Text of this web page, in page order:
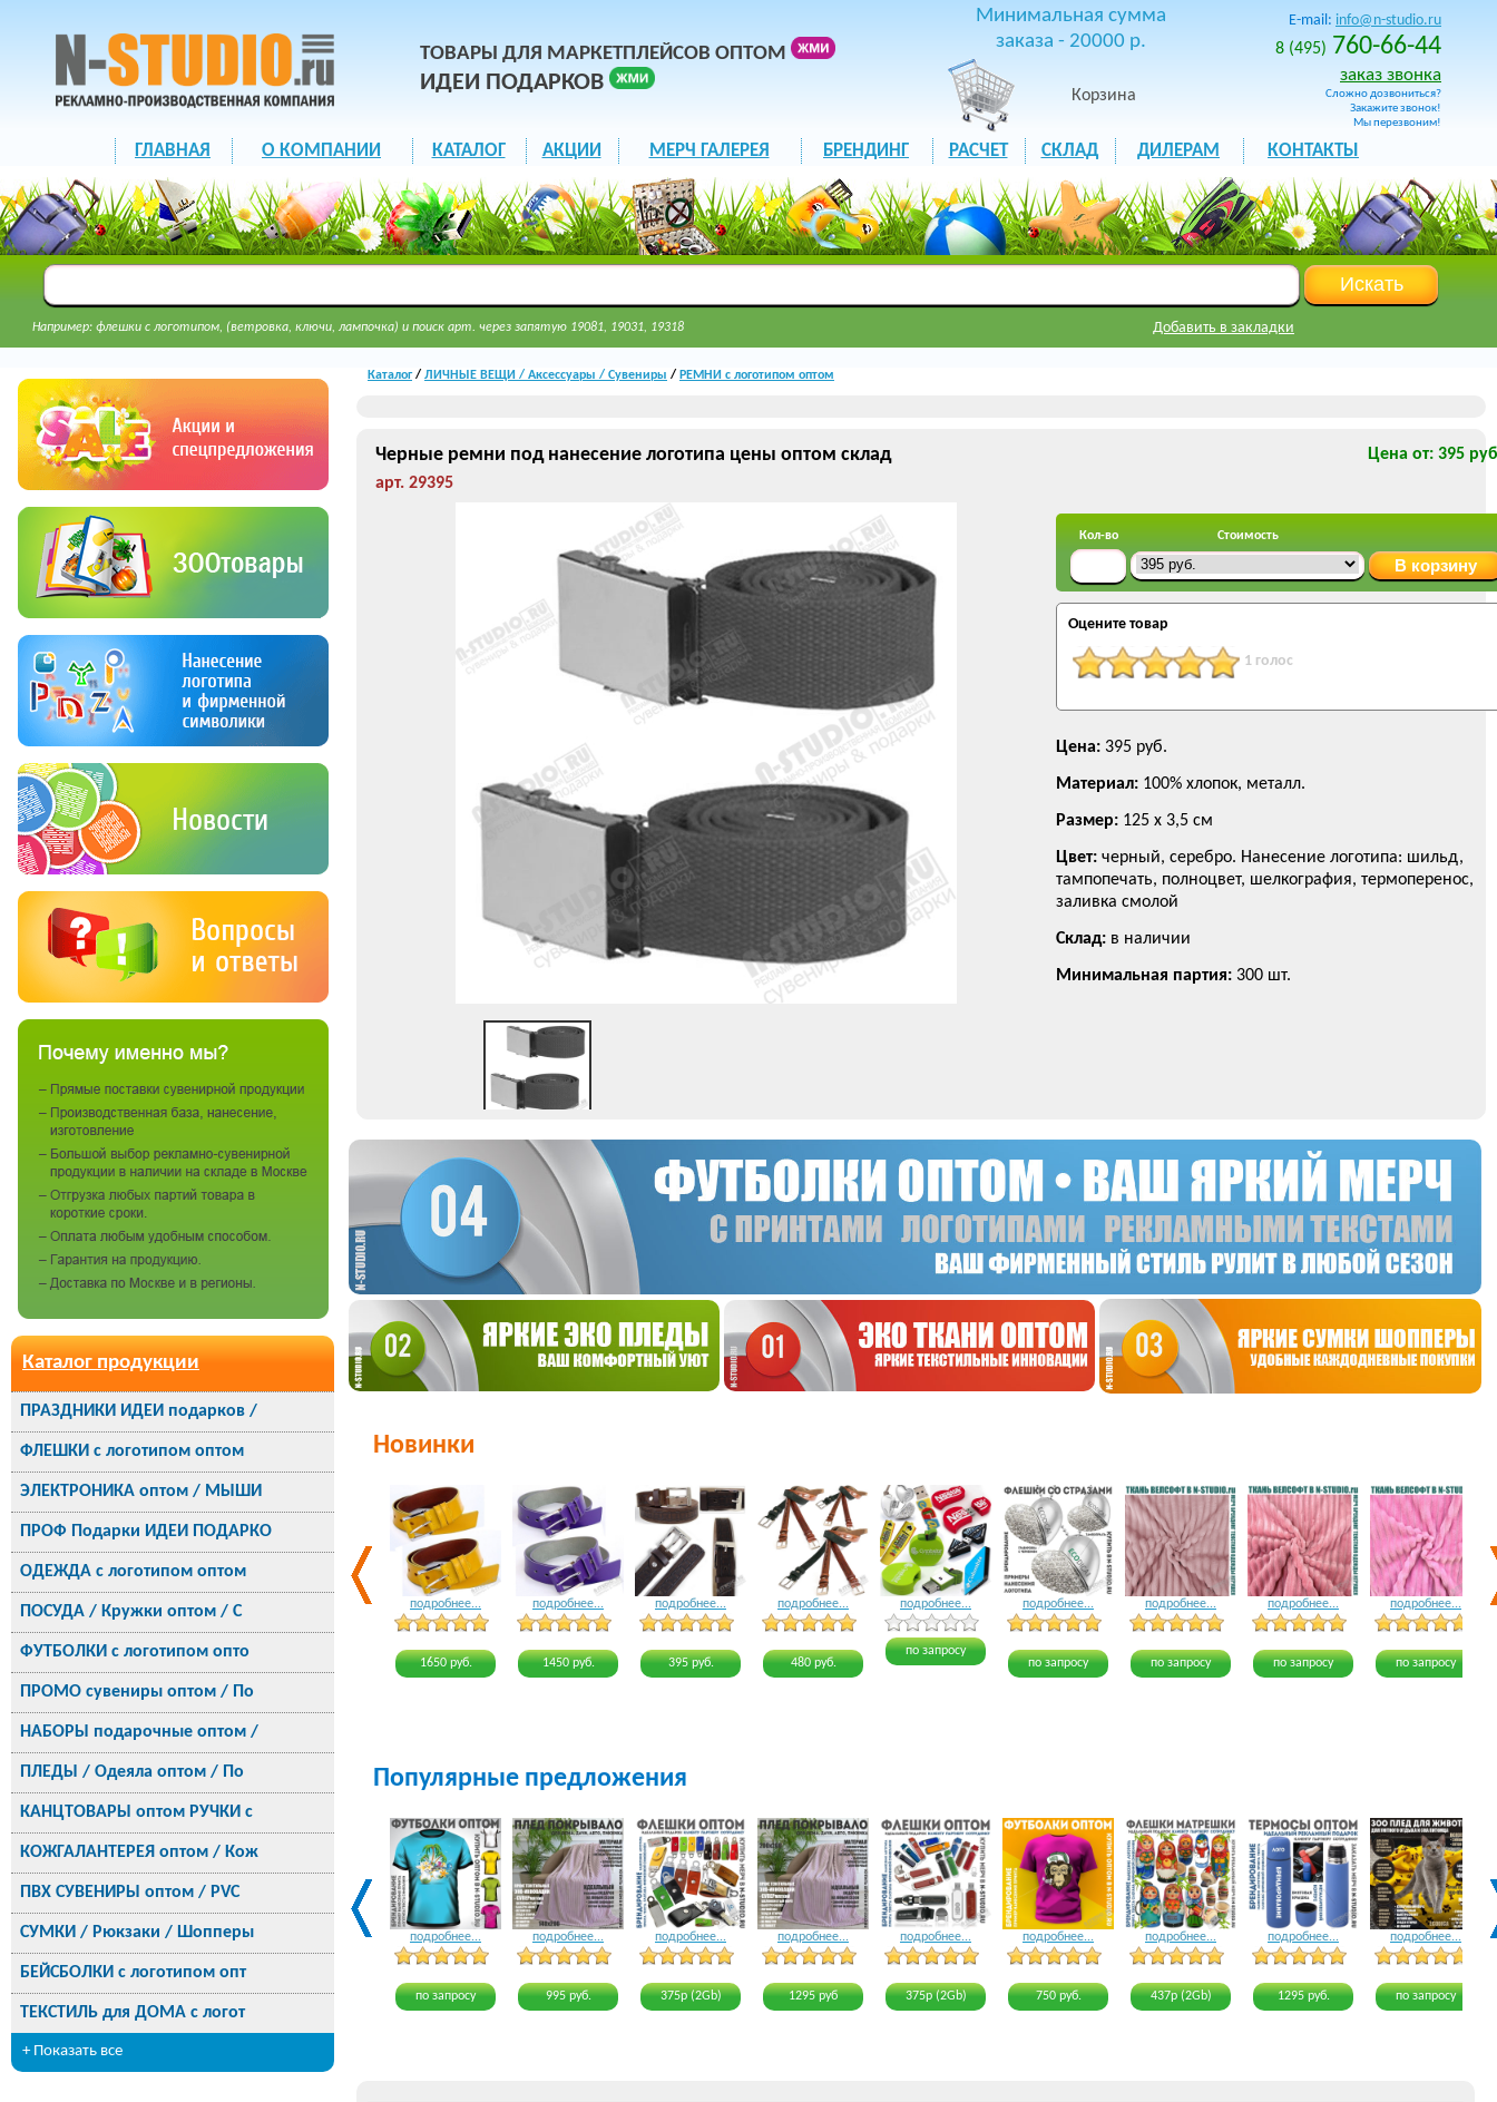
ТОВАРЫ ДЛЯ МАРКЕТПЛЕЙСОВ ОПТОМ
ИДЕИ ПОДАРКОВ
Минимальная сумма
заказа - 20000 р.
Корзина
E-mail: info@n-studio.ru
8 (495) 760-66-44
заказ звонка
Сложно дозвониться?
Закажите звонок!
Мы перезвоним!
ГЛАВНАЯ О КОМПАНИИ КАТАЛОГ АКЦИИ МЕРЧ ГАЛЕРЕЯ БРЕНДИНГ РАСЧЕТ СКЛАД ДИЛЕРАМ КОНТАКТЫ
Например: флешки с логотипом, (ветровка, ключи, лампочка) и поиск арт. через запятую 19081, 19031, 19318 Добавить в закладки
Каталог продукции
ПРАЗДНИКИ ИДЕИ подарков /
ФЛЕШКИ с логотипом оптом
ЭЛЕКТРОНИКА оптом / МЫШИ
ПРОФ Подарки ИДЕИ ПОДАРКО
ОДЕЖДА с логотипом оптом
ПОСУДА / Кружки оптом / С
ФУТБОЛКИ с логотипом опто
ПРОМО сувениры оптом / По
НАБОРЫ подарочные оптом /
ПЛЕДЫ / Одеяла оптом / По
КАНЦТОВАРЫ оптом РУЧКИ с
КОЖГАЛАНТЕРЕЯ оптом / Кож
ПВХ СУВЕНИРЫ оптом / PVC
СУМКИ / Рюкзаки / Шопперы
БЕЙСБОЛКИ с логотипом опт
ТЕКСТИЛЬ для ДОМА с логот
+ Показать все
Каталог/ ЛИЧНЫЕ ВЕЩИ / Аксессуары / Сувениры / РЕМНИ с логотипом оптом
Черные ремни под нанесение логотипа цены оптом склад
Цена от: 395
арт. 29395
Кол-во Стоимость
Оцените товар
1 голос
Цена: 395 руб.
Материал: 100% хлопок, металл.
Размер: 125 х 3,5 см
Цвет: черный, серебро. Нанесение логотипа: шильд,
тампопечать, полноцвет, шелкография, термоперенос,
заливка смолой
Склад: в наличии
Минимальная партия: 300 шт.
Новинки
подробнее...
4 голоса
1650 руб.
подробнее...
3 голоса
1450 руб.
подробнее...
3 голоса
395 руб.
подробнее...
4 голоса
480 руб.
подробнее...
по запросу
подробнее...
5 голосов
по запросу
подробнее...
12 голосов
по запросу
подробнее...
8 голосов
по запросу
подробнее...
по запросу
Популярные предложения
подробнее...
18 голосов
по запросу
подробнее...
18 голосов
995 руб.
подробнее...
24 голоса
375р (2Gb)
подробнее...
19 голосов
1295 руб
подробнее...
21 голос
375р (2Gb)
подробнее...
15 голосов
750 руб.
подробнее...
15 голосов
437р (2Gb)
подробнее...
21 голос
1295 руб.
подробнее...
по запросу